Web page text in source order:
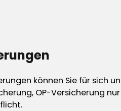
können Sie für sich
OP-Versicherung